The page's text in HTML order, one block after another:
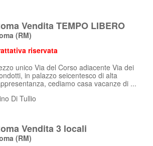
Vendita TEMPO LIBERO
(RM)
riservata
unico Via del Corso adiacente Via dei
in palazzo seicentesco di alta
cediamo casa vacanze di ...
Di Tullio
Vendita 3 locali
(RM)